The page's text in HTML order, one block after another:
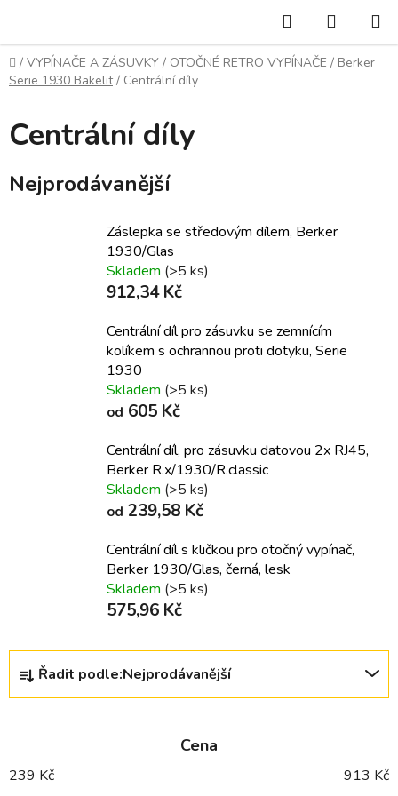
obsah
Hledat
KOŠÍK
Domů
/ VYPÍNAČE A ZÁSUVKY / OTOČNÉ RETRO VYPÍNAČE / Berker
Serie 1930 Bakelit / Centrální díly
Centrální díly
Nejprodávanější
Záslepka se středovým dílem, Berker
1930/Glas
Skladem (>5 ks)
912,34 Kč
Centrální díl pro zásuvku se zemnícím
kolíkem s ochrannou proti dotyku, Serie
1930
Skladem (>5 ks)
od 605 Kč
Centrální díl, pro zásuvku datovou 2x RJ45,
Berker R.x/1930/R.classic
Skladem (>5 ks)
od 239,58 Kč
Centrální díl s kličkou pro otočný vypínač,
Berker 1930/Glas, černá, lesk
Skladem (>5 ks)
575,96 Kč
Ř
z
í
Řadit podle:Nejprodávanější
Cena
239 Kč 913 Kč